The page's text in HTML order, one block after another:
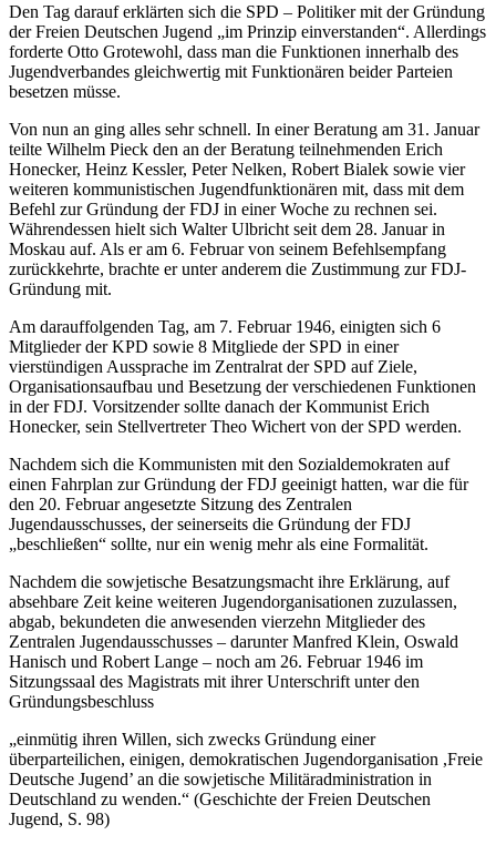
Den Tag darauf erklärten sich die SPD – Politiker mit der Gründung
der Freien Deutschen Jugend „im Prinzip einverstanden“. Allerdings
forderte Otto Grotewohl, dass man die Funktionen innerhalb des
Jugendverbandes gleichwertig mit Funktionären beider Parteien
besetzen müsse.
Von nun an ging alles sehr schnell. In einer Beratung am 31. Januar
teilte Wilhelm Pieck den an der Beratung teilnehmenden Erich
Honecker, Heinz Kessler, Peter Nelken, Robert Bialek sowie vier
weiteren kommunistischen Jugendfunktionären mit, dass mit dem
Befehl zur Gründung der FDJ in einer Woche zu rechnen sei.
Währendessen hielt sich Walter Ulbricht seit dem 28. Januar in
Moskau auf. Als er am 6. Februar von seinem Befehlsempfang
zurückkehrte, brachte er unter anderem die Zustimmung zur FDJ-
Gründung mit.
Am darauffolgenden Tag, am 7. Februar 1946, einigten sich 6
Mitglieder der KPD sowie 8 Mitgliede der SPD in einer
vierstündigen Aussprache im Zentralrat der SPD auf Ziele,
Organisationsaufbau und Besetzung der verschiedenen Funktionen
in der FDJ. Vorsitzender sollte danach der Kommunist Erich
Honecker, sein Stellvertreter Theo Wichert von der SPD werden.
Nachdem sich die Kommunisten mit den Sozialdemokraten auf
einen Fahrplan zur Gründung der FDJ geeinigt hatten, war die für
den 20. Februar angesetzte Sitzung des Zentralen
Jugendausschusses, der seinerseits die Gründung der FDJ
„beschließen“ sollte, nur ein wenig mehr als eine Formalität.
Nachdem die sowjetische Besatzungsmacht ihre Erklärung, auf
absehbare Zeit keine weiteren Jugendorganisationen zuzulassen,
abgab, bekundeten die anwesenden vierzehn Mitglieder des
Zentralen Jugendausschusses – darunter Manfred Klein, Oswald
Hanisch und Robert Lange – noch am 26. Februar 1946 im
Sitzungssaal des Magistrats mit ihrer Unterschrift unter den
Gründungsbeschluss
„einmütig ihren Willen, sich zwecks Gründung einer
überparteilichen, einigen, demokratischen Jugendorganisation ,Freie
Deutsche Jugend’ an die sowjetische Militäradministration in
Deutschland zu wenden.“ (Geschichte der Freien Deutschen
Jugend, S. 98)